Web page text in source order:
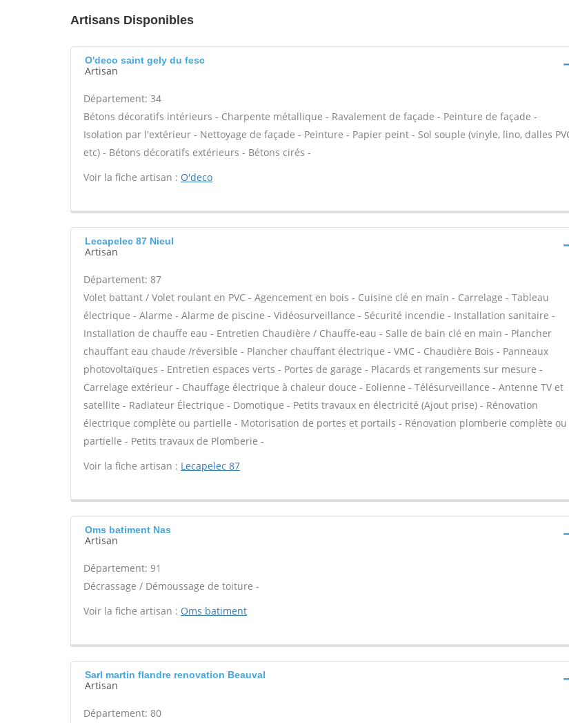
Artisans Disponibles
O'deco saint gely du fesc
Artisan
Département: 34
Bétons décoratifs intérieurs - Charpente métallique - Ravalement de façade - Peinture de façade -
Isolation par l'extérieur - Nettoyage de façade - Peinture - Papier peint - Sol souple (vinyle, lino, dalles
etc) - Bétons décoratifs extérieurs - Bétons cirés -
Voir la fiche artisan : O'deco
Lecapelec 87 Nieul
Artisan
Département: 87
Volet battant / Volet roulant en PVC - Agencement en bois - Cuisine clé en main - Carrelage - Tableau
électrique - Alarme - Alarme de piscine - Vidéosurveillance - Sécurité incendie - Installation sanitaire -
Installation de chauffe eau - Entretien Chaudière / Chauffe-eau - Salle de bain clé en main - Plancher
chauffant eau chaude /réversible - Plancher chauffant électrique - VMC - Chaudière Bois - Panneaux
photovoltaïques - Entretien espaces verts - Portes de garage - Placards et rangements sur mesure -
Carrelage extérieur - Chauffage électrique à chaleur douce - Eolienne - Télésurveillance - Antenne TV et
satellite - Radiateur Électrique - Domotique - Petits travaux en électricité (Ajout prise) - Rénovation
électrique complète ou partielle - Motorisation de portes et portails - Rénovation plomberie complète ou
partielle - Petits travaux de Plomberie -
Voir la fiche artisan : Lecapelec 87
Oms batiment Nas
Artisan
Département: 91
Décrassage / Démoussage de toiture -
Voir la fiche artisan : Oms batiment
Sarl martin flandre renovation Beauval
Artisan
Département: 80